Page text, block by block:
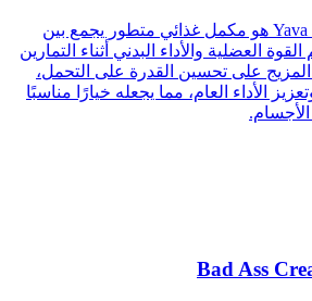
Yava Labs Creatine + Taurine هو مكمل غذائي متطور يجمع بين
العضلية والأداء البدني أثناء التمارين
على تحسين القدرة على التحمل،
الأداء العام، مما يجعله خيارًا مناسبًا
Bad Ass